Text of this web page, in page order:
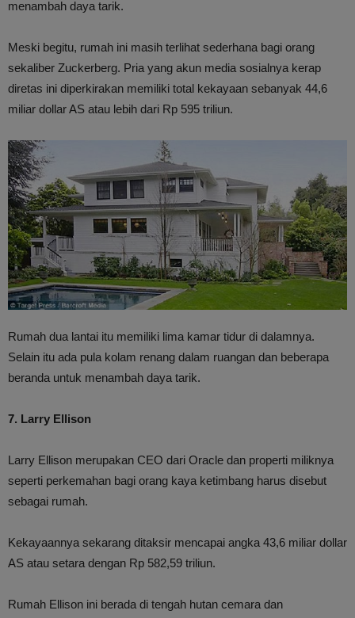
menambah daya tarik.
Meski begitu, rumah ini masih terlihat sederhana bagi orang
sekaliber Zuckerberg. Pria yang akun media sosialnya kerap
diretas ini diperkirakan memiliki total kekayaan sebanyak 44,6
miliar dollar AS atau lebih dari Rp 595 triliun.
Rumah dua lantai itu memiliki lima kamar tidur di dalamnya.
Selain itu ada pula kolam renang dalam ruangan dan beberapa
beranda untuk menambah daya tarik.
7. Larry Ellison
Larry Ellison merupakan CEO dari Oracle dan properti miliknya
seperti perkemahan bagi orang kaya ketimbang harus disebut
sebagai rumah.
Kekayaannya sekarang ditaksir mencapai angka 43,6 miliar dollar
AS atau setara dengan Rp 582,59 triliun.
Rumah Ellison ini berada di tengah hutan cemara dan